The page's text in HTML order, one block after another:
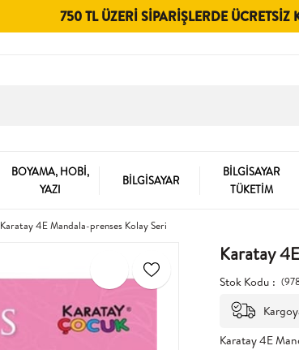
750 TL ÜZERI SIPARIŞLERDE ÜCRETSIZ
BOYAMA, HOBİ,
YAZI
BİLGİSAYAR
BİLGİSAYAR
TÜKETİM
Karatay 4E Mandala-prenses Kolay Seri
Karatay
Stok Kodu
Karatay 4E